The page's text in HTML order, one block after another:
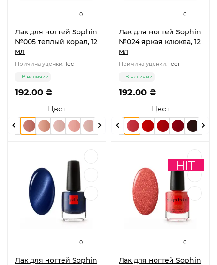
0
Лак для ногтей Sophin
№005 теплый корал, 12
мл
Причина уценки: Тест
Цвет
192.00 ₴
В наличии
0
Лак для ногтей Sophin
№024 яркая клюква, 12
мл
Причина уценки: Тест
Цвет
192.00 ₴
В наличии
0
Лак для ногтей Sophin
0
Лак для ногтей Sophin